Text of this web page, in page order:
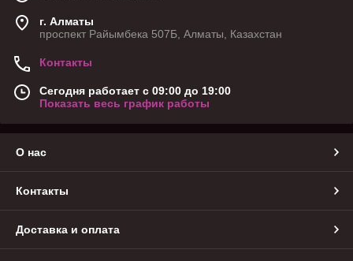
г. Алматы
проспект Райымбека 507Б, Алматы, Казахстан
Контакты
Сегодня работает с 09:00 до 19:00
Показать весь график работы
О нас
Контакты
Доставка и оплата